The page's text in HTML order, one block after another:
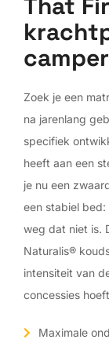
Zoek je een
na jarenlang
specifiek
heeft aan een
je nu een
een stabiel
weg dat niet is.
Naturalis®
intensiteit van
concessies
Maximale